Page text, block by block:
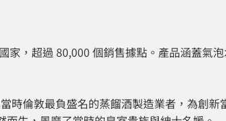
，超過 80,000 個銷售據點。產品涵蓋氣泡
時倫敦最負盛名的蒸餾酒製造業者，為創新